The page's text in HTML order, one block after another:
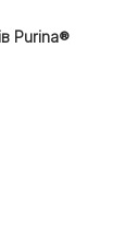
Purina®